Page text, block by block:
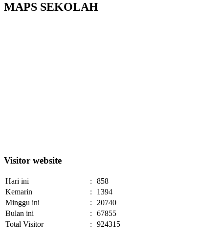
MAPS SEKOLAH
Visitor website
Hari ini :
858
Kemarin
:
1394
Minggu ini
:
20740
Bulan ini
:
67855
Total Visitor
: 924315